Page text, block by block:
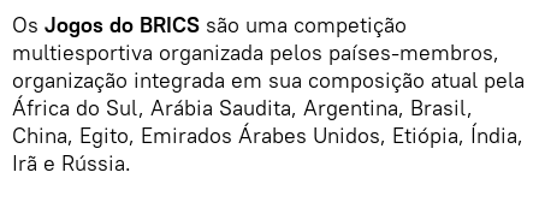
Os Jogos do BRICS são uma competição
multiesportiva organizada pelos países-membros,
organização integrada em sua composição atual pela
África do Sul, Arábia Saudita, Argentina, Brasil,
China, Egito, Emirados Árabes Unidos, Etiópia, Índia,
Irã e Rússia.